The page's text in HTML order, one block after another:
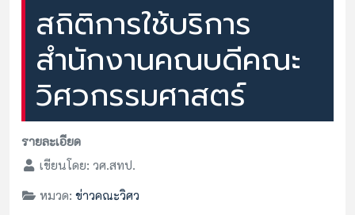
สถิติการใช้บริการ
สำนักงานคณบดีคณะ
วิศวกรรมศาสตร์
รายละเอียด
เขียนโดย: วศ.สทป.
หมวด: ข่าวคณะวิศว